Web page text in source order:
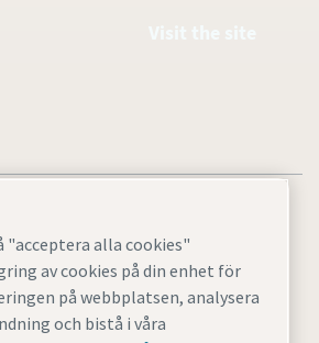
Cookie-inställningar
Tillgänglighet
"acceptera alla cookies"
av cookies på din enhet för
på webbplatsen, analysera
och bistå i våra